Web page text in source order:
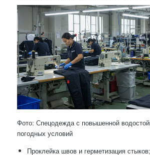
Фото: Спецодежда с повышенной
погодных условий
Проклейка швов и герметизация стыков;